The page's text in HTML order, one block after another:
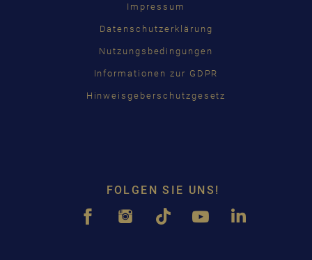
Impressum
Datenschutzerklärung
Nutzungsbedingungen
Informationen zur GDPR
Hinweisgeberschutzgesetz
FOLGEN SIE UNS!